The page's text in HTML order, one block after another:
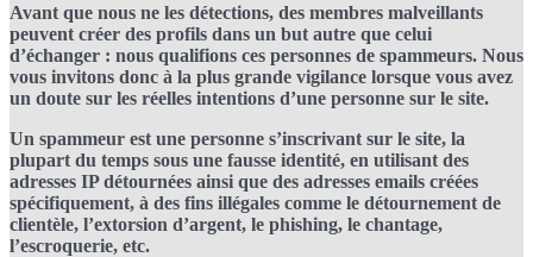
Avant que nous ne les détections, des membres malveillants
peuvent créer des profils dans un but autre que celui
d’échanger : nous qualifions ces personnes de spammeurs. Nous
vous invitons donc à la plus grande vigilance lorsque vous avez
un doute sur les réelles intentions d’une personne sur le site.
Un spammeur est une personne s’inscrivant sur le site, la
plupart du temps sous une fausse identité, en utilisant des
adresses IP détournées ainsi que des adresses emails créées
spécifiquement, à des fins illégales comme le détournement de
clientèle, l’extorsion d’argent, le phishing, le chantage,
l’escroquerie, etc.